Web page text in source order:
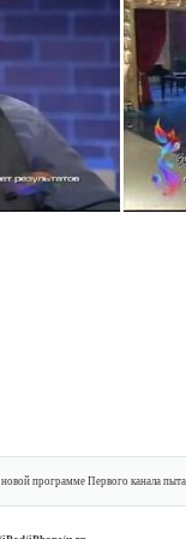
программе Первого канала